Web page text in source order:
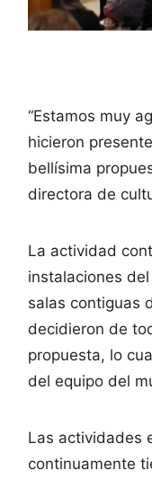
“Estamos muy
hicieron
bellísima
directora de
La actividad
instalaciones
salas contiguas
decidieron de
propuesta, lo
del equipo del
Las actividades
continuamente